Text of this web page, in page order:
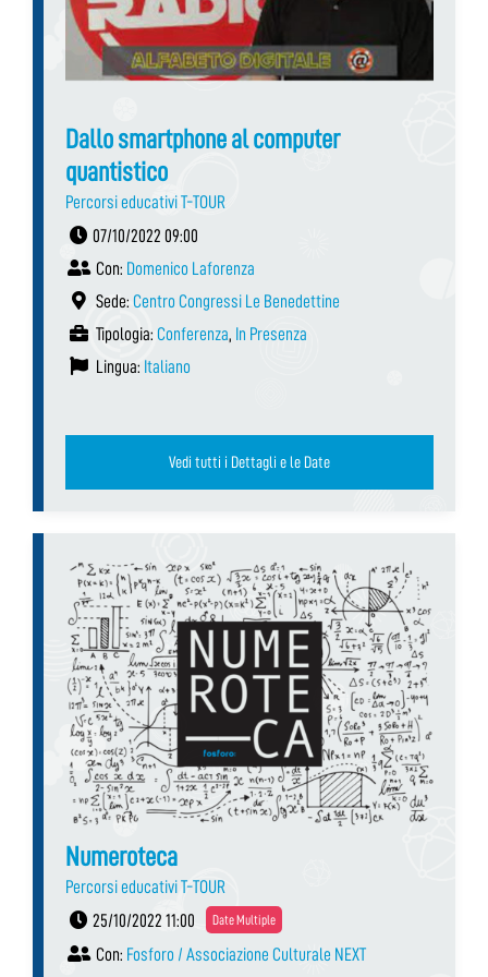
Dallo smartphone al computer
quantistico
Percorsi educativi T-TOUR
07/10/2022 09:00
Con: Domenico Laforenza
Sede: Centro Congressi Le Benedettine
Tipologia: Conferenza, In Presenza
Lingua: Italiano
Vedi tutti i Dettagli e le Date
Numeroteca
Percorsi educativi T-TOUR
25/10/2022 11:00
Date Multiple
Con: Fosforo / Associazione Culturale NEXT